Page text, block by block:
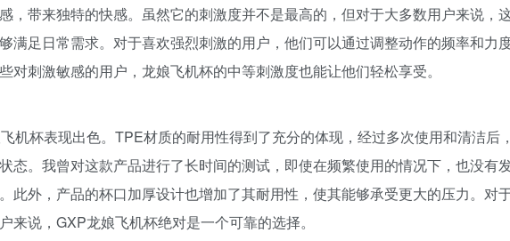
，带来独特的快感。虽然它的刺激度并不是最高的，但对于大多数用户来说，
满足日常需求。对于喜欢强烈刺激的用户，他们可以通过调整动作的频率和力
对刺激敏感的用户，龙娘飞机杯的中等刺激度也能让他们轻松享受。
机杯表现出色。TPE材质的耐用性得到了充分的体现，经过多次使用和清洁后
态。我曾对这款产品进行了长时间的测试，即使在频繁使用的情况下，也没有
此外，产品的杯口加厚设计也增加了其耐用性，使其能够承受更大的压力。对
来说，GXP龙娘飞机杯绝对是一个可靠的选择。